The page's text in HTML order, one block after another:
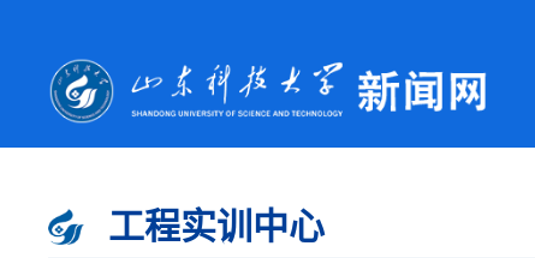
工程实训中心